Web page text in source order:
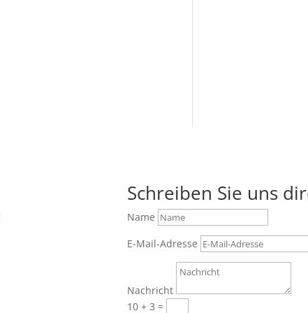
Schreiben Sie uns
Name
E-Mail-Adresse
Nachricht
10 + 3 =